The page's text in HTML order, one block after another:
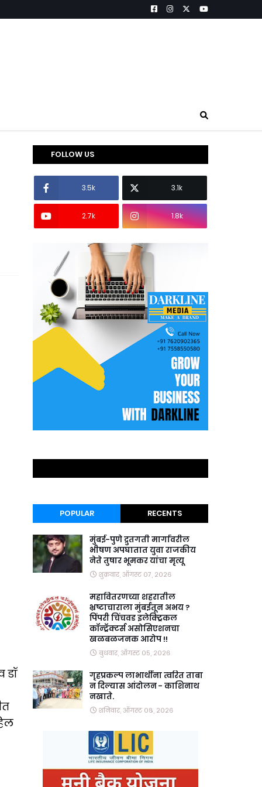
डॉ
FOLLOW US
3.5k 3.1k
2.7k 1.8k
POPULAR RECENTS
मुंबई-पुणे द्रुतगती मार्गावरील
भीषण अपघातात युवा राजकीय
नेते तुषार भूमकर यांचा मृत्यू
शुक्रवार, ऑगस्ट ०७, २०२६
महावितरणच्या शहरातील
भ्रष्टाचाराला मुंबईतून अभय ?
पिंपरी चिंचवड इलेक्ट्रिकल
कॉन्ट्रॅक्टर्स असोसिएशनचा
खळबळजनक आरोप !!
बुधवार, ऑगस्ट ०५, २०२६
गृहप्रकल्प लाभार्थींना त्वरित ताबा
न दिल्यास आंदोलन - काशिनाथ
नखाते.
शनिवार, ऑगस्ट ०८, २०२६